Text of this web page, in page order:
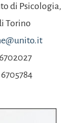
di Psicologia,
Torino